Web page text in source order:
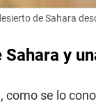
de Sahara
Sahara y
como se lo